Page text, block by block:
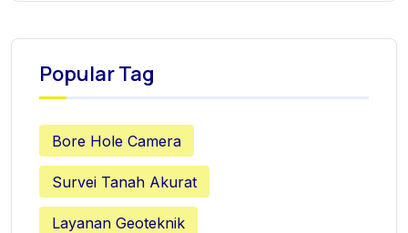
Popular Tag
Bore Hole Camera
Survei Tanah Akurat
Layanan Geoteknik